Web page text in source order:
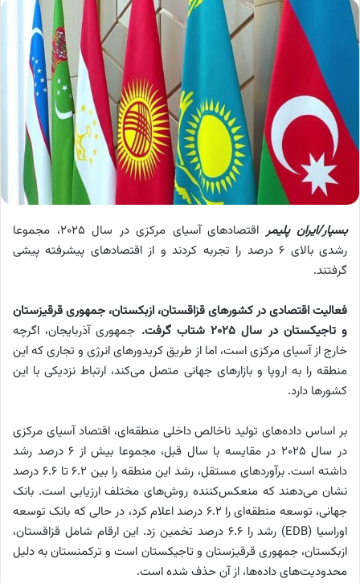
بسپار/ایران پلیمر
اقتصادهای آسیای مرکزی در سال ۲۰۲۵، مجموعا
رشدی بالای ۶ درصد را تجربه کردند و از اقتصادهای پیشرفته پیشی
گرفتند.
فعالیت اقتصادی در کشورهای قزاقستان، ازبکستان، جمهوری قرقیزستان
و تاجیکستان در سال ۲۰۲۵ شتاب گرفت.
جمهوری آذربایجان، اگرچه
خارج از آسیای مرکزی است، اما از طریق کریدورهای انرژی و تجاری که این
منطقه را به اروپا و بازارهای جهانی متصل می‌کند، ارتباط نزدیکی با این
کشورها دارد.
بر اساس داده‌های تولید ناخالص داخلی منطقه‌ای، اقتصاد آسیای مرکزی
در سال ۲۰۲۵ در مقایسه با سال قبل، مجموعا بیش از ۶ درصد رشد
داشته است. برآوردهای مستقل، رشد این منطقه را بین ۶.۲ تا ۶.۶ درصد
نشان می‌دهند که منعکس‌کننده روش‌های مختلف ارزیابی است. بانک
جهانی، توسعه منطقه‌ای را ۶.۲ درصد اعلام کرد، در حالی که بانک توسعه
اوراسیا (EDB) رشد را ۶.۶ درصد تخمین زد. این ارقام شامل قزاقستان،
ازبکستان، جمهوری قرقیزستان و تاجیکستان است و ترکمنستان به دلیل
محدودیت‌های داده‌ها، از آن حذف شده است.